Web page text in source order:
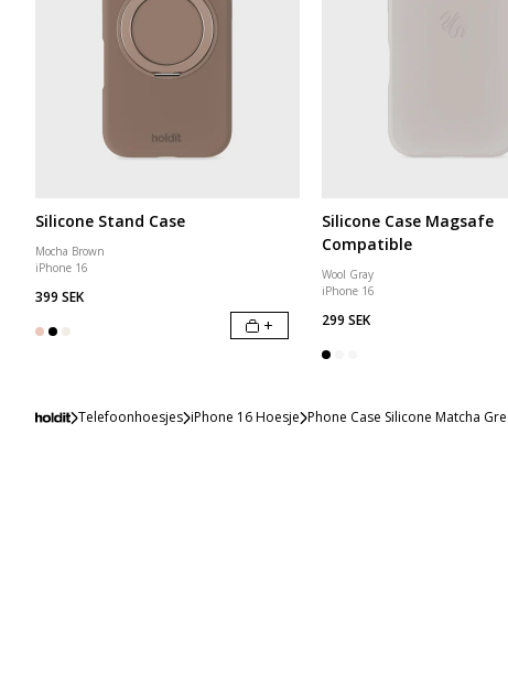
Silicone Stand Case
Mocha Brown
iPhone 16
399 SEK
+
Silicone Case Magsafe
Compatible
Wool Gray
iPhone 16
299 SEK
Telefoonhoesjes iPhone 16 Hoesje Phone Case Silicone Matcha